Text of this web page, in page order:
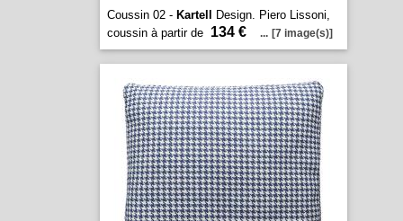
Coussin 02 - Kartell
Design. Piero Lissoni,
coussin à partir de 134 € ... [7 image(s)]